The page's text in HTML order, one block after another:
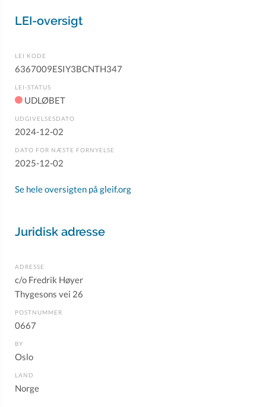
LEI-oversigt
LEI KODE
6367009ESIY3BCNTH347
LEI-STATUS
UDLØBET
UDGIVELSESDATO
2024-12-02
DATO FOR NÆSTE FORNYELSE
2025-12-02
Se hele oversigten på gleif.org
Juridisk adresse
ADRESSE
c/o Fredrik Høyer
Thygesons vei 26
POSTNUMMER
0667
BY
Oslo
LAND
Norge